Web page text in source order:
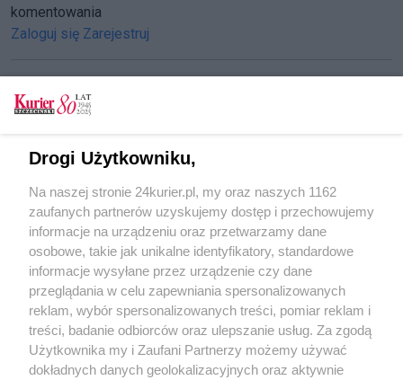
komentowania
Zaloguj się Zarejestruj
Wystąp w spektaklu
Zniknie „leżący wieżowiec”?
Niepełnosprawni intelektualnie o godności
POGODA
13℃
Zobacz prognozę na 3 dni
Drogi Użytkowniku,
Na naszej stronie 24kurier.pl, my oraz naszych 1162
zaufanych partnerów uzyskujemy dostęp i przechowujemy
informacje na urządzeniu oraz przetwarzamy dane
osobowe, takie jak unikalne identyfikatory, standardowe
informacje wysyłane przez urządzenie czy dane
przeglądania w celu zapewniania spersonalizowanych
reklam, wybór spersonalizowanych treści, pomiar reklam i
treści, badanie odbiorców oraz ulepszanie usług. Za zgodą
Użytkownika my i Zaufani Partnerzy możemy używać
dokładnych danych geolokalizacyjnych oraz aktywnie